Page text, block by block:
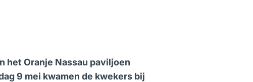
het Oranje Nassau paviljoen
9 mei kwamen de kwekers bij